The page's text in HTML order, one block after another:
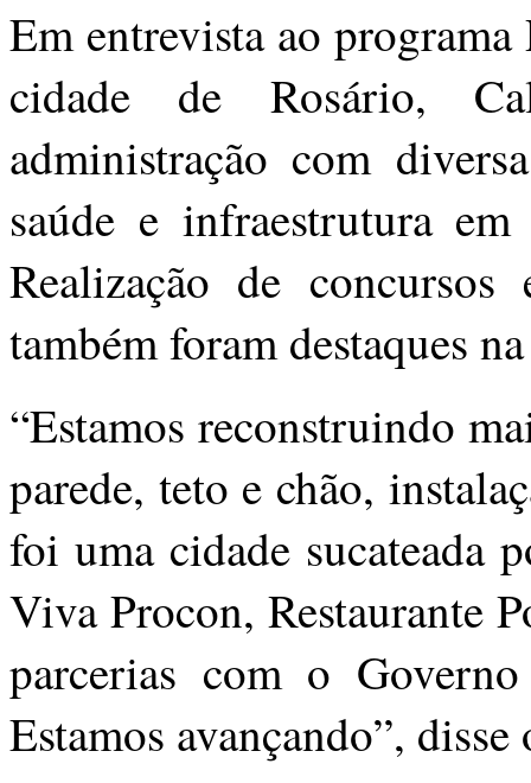
Em entrevista ao
cidade de Rosário,
administração com
saúde e infraestrutura
Realização de
também foram destaques
“Estamos reconstruindo
parede, teto e chão,
foi uma cidade sucateada
Viva Procon, Restaurante
parcerias com o
Estamos avançando”,